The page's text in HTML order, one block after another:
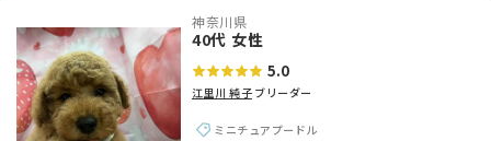
神奈川県
40代 女性
5.0
江里川 純子 ブリーダー
ミニチュアプードル